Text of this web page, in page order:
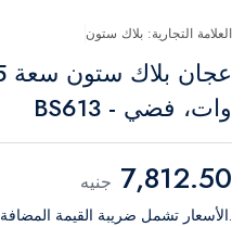
العلامة التجارية: بلاك ستون
وات، فضي - BS613
7,812.50 جنيه
.الأسعار تشمل ضريبة القيمة المضافة